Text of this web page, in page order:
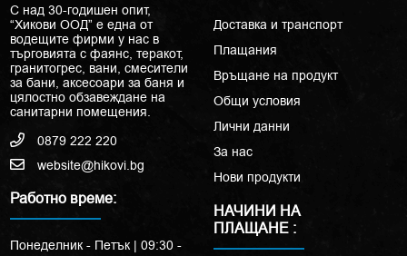
С над 30-годишен опит,
“Хикови ООД” е една от
водещите фирми у нас в
търговията с фаянс, теракот,
гранитогрес, вани, смесители
за бани, аксесоари за баня и
цялостно обзавеждане на
санитарни помещения.
0879 222 220
website@hikovi.bg
Работно време:
Понеделник - Петък | 09:30 -
Доставка и транспорт
Плащания
Връщане на продукт
Общи условия
Лични данни
За нас
Нови продукти
НАЧИНИ НА
ПЛАЩАНЕ :